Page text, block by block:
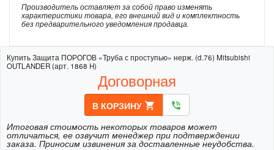
Производитель оставляет за собой право изменять
характеристики товара, его внешний вид и комплектность
без предварительного уведомления продавца.
Купить Защита ПОРОГОВ «Труба с проступью» нерж. (d.76) Mitsubishi
OUTLANDER (арт. 1868 H)
Договорная
В КОРЗИНУ shopping_cart phone_in_talk
Итоговая стоимость некоторых товаров может
отличаться, ее озвучит менеджер при подтверждении
заказа. Приносим извинения за доставленные неудобства.